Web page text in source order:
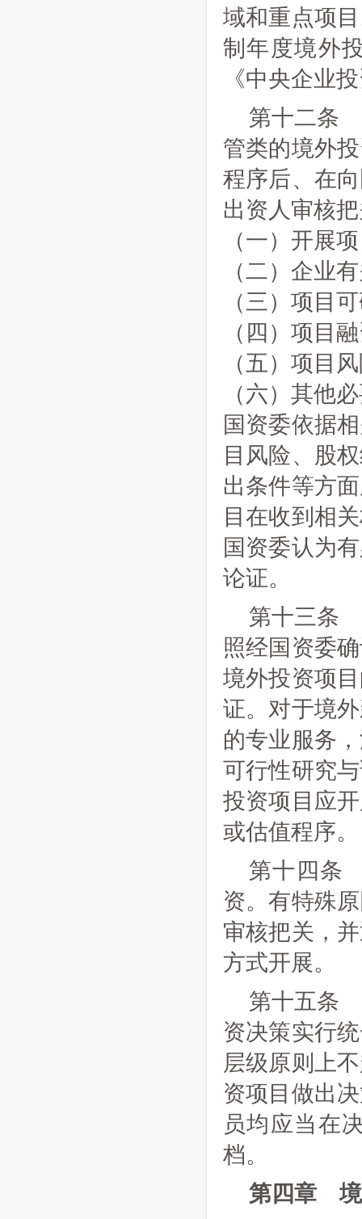
域和重点项
制年度境外
《中央企业
第十二条
管类的境外
程序后、在
出资人审核
（一）开展
（二）企业
（三）项目
（四）项目
（五）项目
（六）其他
国资委依据
目风险、股
出条件等方
目在收到相
国资委认为
论证。
第十三条
照经国资委
境外投资项
证。对于境
的专业服务
可行性研究
投资项目应
或估值程序。
第十四条
资。有特殊
审核把关，
方式开展。
第十五条
资决策实行
层级原则上
资项目做出
员均应当在
档。
第四章 境